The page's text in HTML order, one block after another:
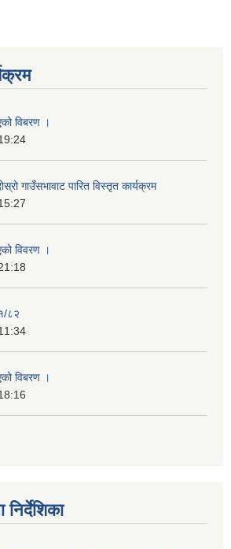
विबरण ।
गाउँसभावाट पारित विस्तृत कार्यक्रम
विवरण ।
८२
विबरण ।